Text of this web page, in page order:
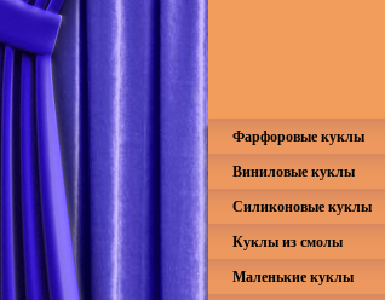
Фарфоровые куклы
Виниловые куклы
Силиконовые куклы
Куклы из смолы
Маленькие куклы